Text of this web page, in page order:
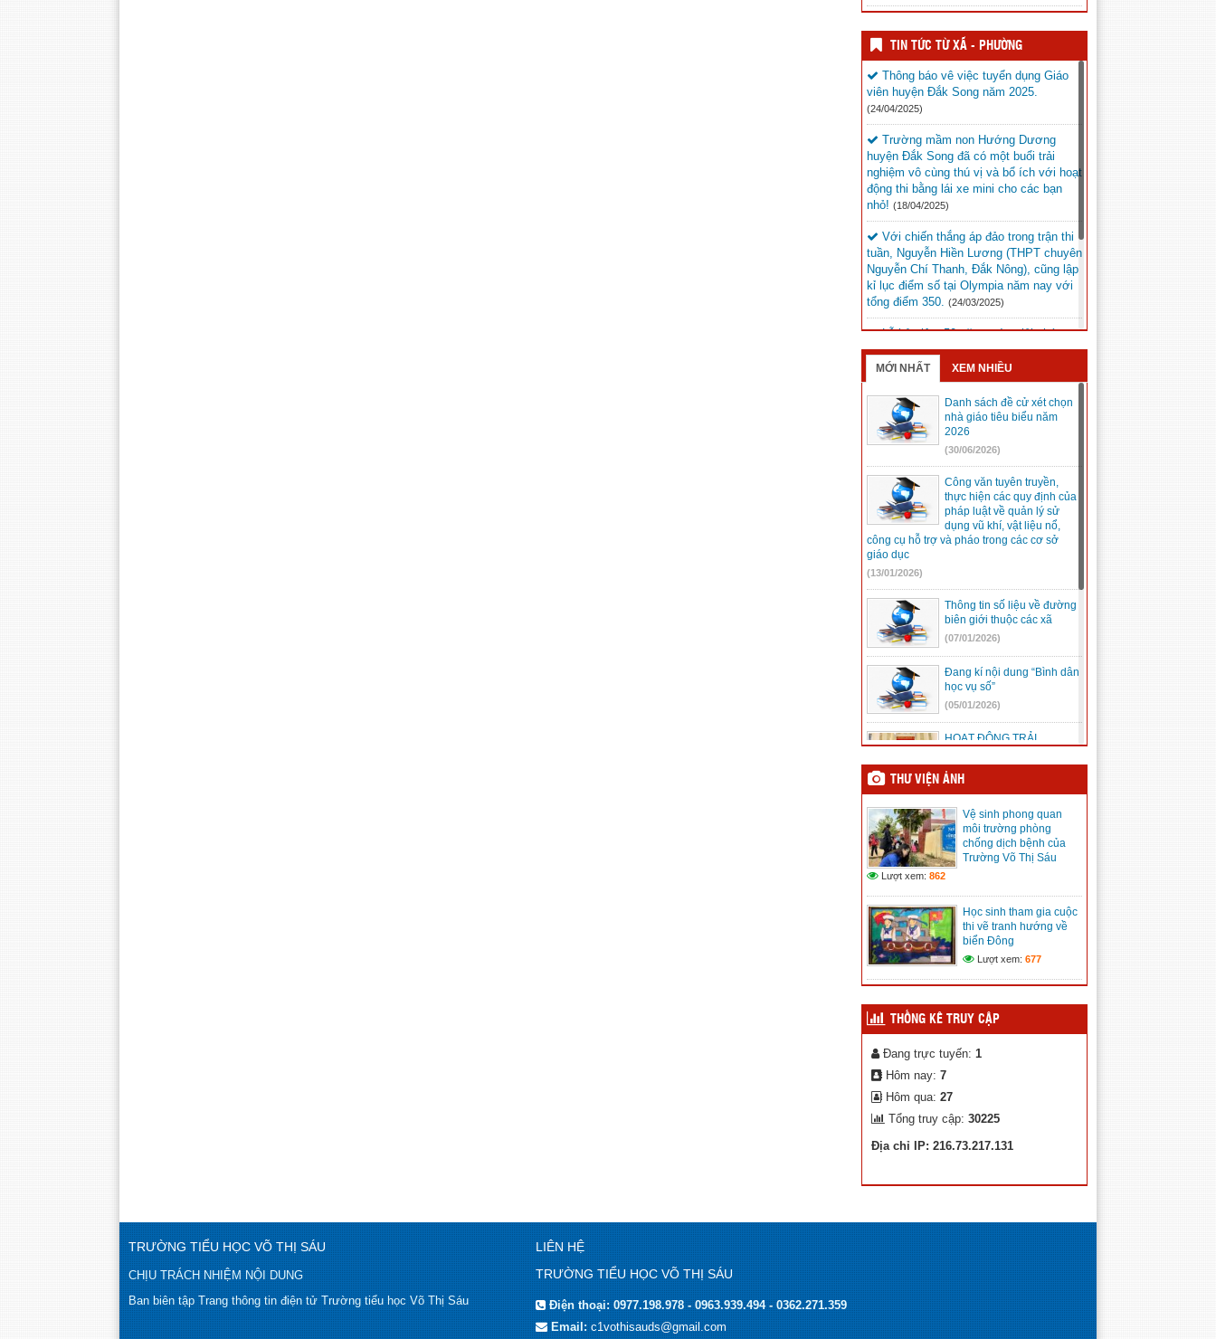
TIN TỨC TỪ XÃ - PHƯỜNG
Thông báo vê việc tuyển dụng Giáo
viên huyện Đắk Song năm 2025.
(24/04/2025)
Trường mầm non Hướng Dương
huyện Đắk Song đã có một buổi trải
nghiệm vô cùng thú vị và bổ ích với hoạt
động thi bằng lái xe mini cho các bạn
nhỏ! (18/04/2025)
Với chiến thắng áp đảo trong trận thi
tuần, Nguyễn Hiền Lương (THPT chuyên
Nguyễn Chí Thanh, Đắk Nông), cũng lập
kỉ lục điểm số tại Olympia năm nay với
tổng điểm 350. (24/03/2025)
Lễ kỷ niệm 50 năm ngày giải phóng
Đức Lập dự kiến sẽ diễn ra vào lúc 20h
ngày 9/3/2025 tại Quảng trường Đắk Mil.
Kỳ thi chọn học sinh giỏi trung học cơ
sở cấp tỉnh, năm học 2024 – 2025 tại
Hội đồng thi Đắk Song. (05/03/2025)
MỚI NHẤT XEM NHIỀU
Danh sách đề cử xét chọn
nhà giáo tiêu biểu năm
2026
(30/06/2026)
Công văn tuyên truyền,
thực hiện các quy định của
pháp luật về quản lý sử
dụng vũ khí, vật liệu nổ,
công cụ hỗ trợ và pháo trong các cơ sở
giáo dục
(13/01/2026)
Thông tin số liệu về đường
biên giới thuộc các xã
(07/01/2026)
Đang kí nội dung “Bình dân
học vụ số”
(05/01/2026)
HOẠT ĐỘNG TRẢI
ĐỎ”
(23/12/2025)
Mic không dây, những điều
cần biết
(08/12/2025)
đổng tỉnh Lâm Đồng lần I
(08/12/2025)
Kế hoạch chuyển đổi số xã
Trường Xuân
(12/11/2025)
THƯ VIỆN ẢNH
Vệ sinh phong quan
môi trường phòng
chống dịch bệnh của
Trường Võ Thị Sáu
Lượt xem: 862
Học sinh tham gia cuộc
thi vẽ tranh hướng về
biển Đông
Lượt xem: 677
THỐNG KÊ TRUY CẬP
Đang trực tuyến: 1
Hôm nay: 7
Hôm qua: 27
Tổng truy cập: 30225
Địa chỉ IP: 216.73.217.131
TRƯỜNG TIỂU HỌC VÕ THỊ SÁU
CHỊU TRÁCH NHIỆM NỘI DUNG
Ban biên tập Trang thông tin điện tử Trường tiểu học Võ Thị Sáu
LIÊN HỆ
TRƯỜNG TIỂU HỌC VÕ THỊ SÁU
Điện thoại:0977.198.978 - 0963.939.494 - 0362.271.359
Email:c1vothisauds@gmail.com